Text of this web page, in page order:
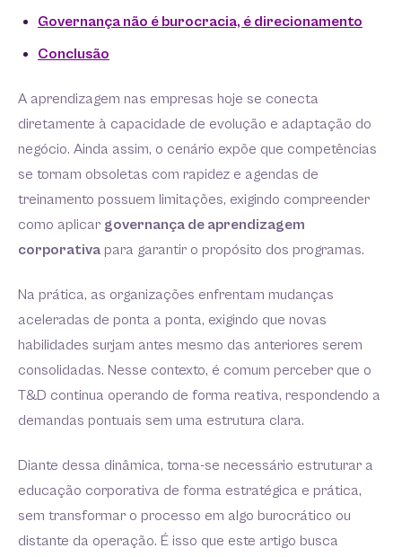
Governança não é burocracia, é direcionamento
Conclusão
A aprendizagem nas empresas hoje se conecta
diretamente à capacidade de evolução e adaptação do
negócio. Ainda assim, o cenário expõe que competências
se tornam obsoletas com rapidez e agendas de
treinamento possuem limitações, exigindo compreender
como aplicar governança de aprendizagem
corporativa para garantir o propósito dos programas.
Na prática, as organizações enfrentam mudanças
aceleradas de ponta a ponta, exigindo que novas
habilidades surjam antes mesmo das anteriores serem
consolidadas. Nesse contexto, é comum perceber que o
T&D continua operando de forma reativa, respondendo a
demandas pontuais sem uma estrutura clara.
Diante dessa dinâmica, torna-se necessário estruturar a
educação corporativa de forma estratégica e prática,
sem transformar o processo em algo burocrático ou
distante da operação. É isso que este artigo busca